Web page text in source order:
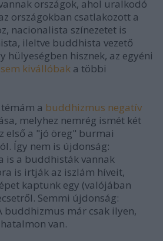
országok, ahol uralkodó
országokban csatlakozott a
nacionalista színezetet is
ileltve buddhista vezető
hülyeségben hisznek, az egyéni
sem kivállóbak a többi
a buddhizmus negatív
melyhez nemrég ismét két
első a "jó öreg" burmai
Így nem is újdonság:
is a buddhisták vannak
is irtják az iszlám híveit,
kaptunk egy (valójában
Semmi újdonság:
buddhizmus már csak ilyen,
van.